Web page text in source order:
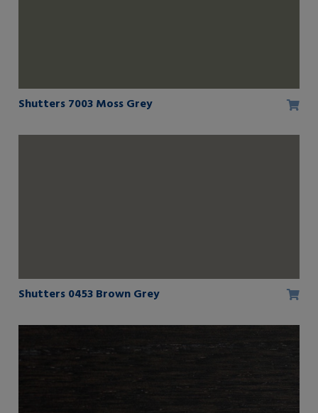
Shutters 7003 Moss Grey
Shutters 0453 Brown Grey